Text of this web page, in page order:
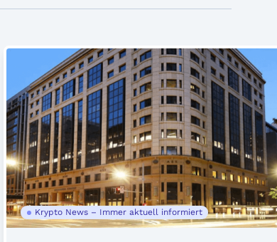
Krypto News – Immer aktuell informiert